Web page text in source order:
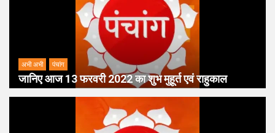
अभी अभी पंचांग
जानिए आज 13 फरवरी 2022 का शुभ मुहूर्त एवं राहुकाल